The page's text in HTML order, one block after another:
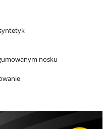
nosku